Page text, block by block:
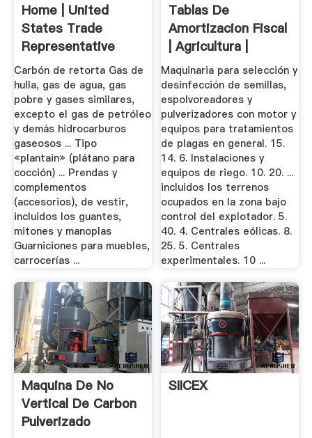
Home | United
States Trade
Representative
Carbón de retorta Gas de
hulla, gas de agua, gas
pobre y gases similares,
excepto el gas de petróleo
y demás hidrocarburos
gaseosos ... Tipo
«plantain» (plátano para
cocción) ... Prendas y
complementos
(accesorios), de vestir,
incluidos los guantes,
mitones y manoplas
Guarniciones para muebles,
carrocerías ...
Tablas De
Amortizacion Fiscal
| Agricultura |
Textiles
Maquinaria para selección y
desinfección de semillas,
espolvoreadores y
pulverizadores con motor y
equipos para tratamientos
de plagas en general. 15.
14. 6. Instalaciones y
equipos de riego. 10. 20. ...
incluidos los terrenos
ocupados en la zona bajo
control del explotador. 5.
40. 4. Centrales eólicas. 8.
25. 5. Centrales
experimentales. 10 ...
Maquina De No
Vertical De Carbon
Pulverizado
SIICEX